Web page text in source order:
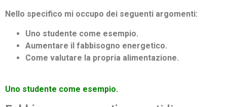
Nello specifico mi occupo dei seguenti argomenti:
Uno studente come esempio.
Aumentare il fabbisogno energetico.
Come valutare la propria alimentazione.
Uno studente come esempio.